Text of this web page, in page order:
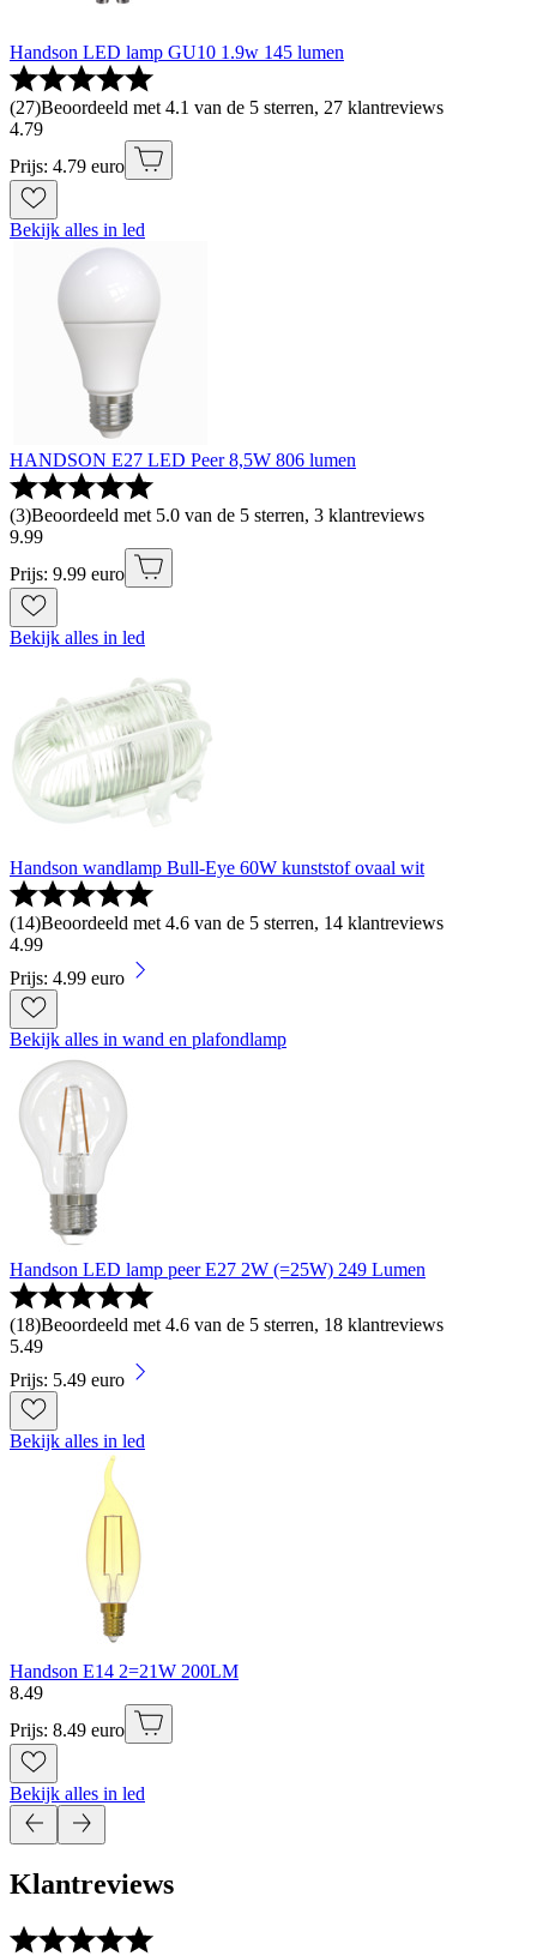
Handson LED lamp GU10 1.9w 145 lumen
(27)Beoordeeld met 4.1 van de 5 sterren, 27 klantreviews
4.79
Prijs: 4.79 euro
Bekijk alles in led
HANDSON E27 LED Peer 8,5W 806 lumen
(3)Beoordeeld met 5.0 van de 5 sterren, 3 klantreviews
9.99
Prijs: 9.99 euro
Bekijk alles in led
Handson wandlamp Bull-Eye 60W kunststof ovaal wit
(14)Beoordeeld met 4.6 van de 5 sterren, 14 klantreviews
4.99
Prijs: 4.99 euro
Bekijk alles in wand en plafondlamp
Handson LED lamp peer E27 2W (=25W) 249 Lumen
(18)Beoordeeld met 4.6 van de 5 sterren, 18 klantreviews
5.49
Prijs: 5.49 euro
Bekijk alles in led
Handson E14 2=21W 200LM
8.49
Prijs: 8.49 euro
Bekijk alles in led
Klantreviews